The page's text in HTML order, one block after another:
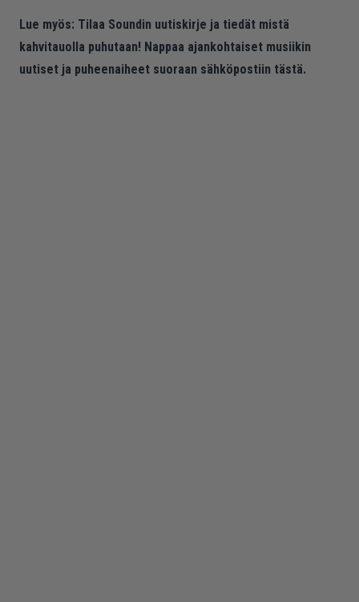
Lue myös: Tilaa Soundin uutiskirje ja tiedät mistä
kahvitauolla puhutaan! Nappaa ajankohtaiset musiikin
uutiset ja puheenaiheet suoraan sähköpostiin tästä.